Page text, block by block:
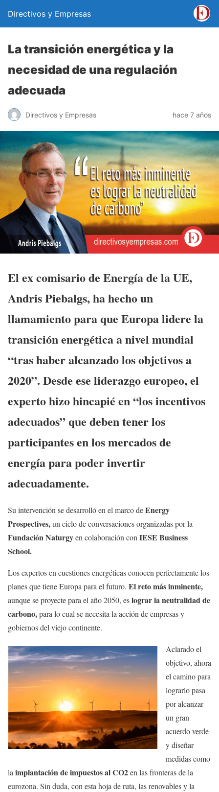
Directivos y Empresas
La transición energética y la
necesidad de una regulación
adecuada
Directivos y Empresas hace 7 años
El ex comisario de Energía de la UE,
Andris Piebalgs, ha hecho un
llamamiento para que Europa lidere la
transición energética a nivel mundial
“tras haber alcanzado los objetivos a
2020”. Desde ese liderazgo europeo, el
experto hizo hincapié en “los incentivos
adecuados” que deben tener los
participantes en los mercados de
energía para poder invertir
adecuadamente.
Su intervención se desarrolló en el marco deEnergy
Prospectives,un ciclo de conversaciones organizadas por la
Fundación Naturgyen colaboración con IESE Business
School.
Los expertos en cuestiones energéticas conocen perfectamente los
planes que tiene Europa para el futuro. El reto más inminente,
aunque se proyecte para el año 2050, eslograr la neutralidad de
carbono,para lo cual se necesita la acción de empresas y
gobiernos del viejo continente.
Aclarado el
objetivo, ahora
el camino para
lograrlo pasa
por alcanzar
un gran
acuerdo verde
y diseñar
medidas como
la implantación de impuestos al CO2en las fronteras de la
eurozona. Sin duda, con esta hoja de ruta, las renovables y la